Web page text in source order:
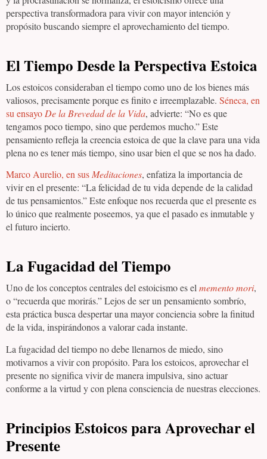
perspectiva transformadora para vivir con mayor intención y
propósito buscando siempre el aprovechamiento del tiempo.
El Tiempo Desde la Perspectiva Estoica
Los estoicos consideraban el tiempo como uno de los bienes más
valiosos, precisamente porque es finito e irreemplazable. Séneca, en
su ensayo De la Brevedad de la Vida, advierte: “No es que
tengamos poco tiempo, sino que perdemos mucho.” Este
pensamiento refleja la creencia estoica de que la clave para una vida
plena no es tener más tiempo, sino usar bien el que se nos ha dado.
Marco Aurelio, en susMeditaciones, enfatiza la importancia de
vivir en el presente: “La felicidad de tu vida depende de la calidad
de tus pensamientos.” Este enfoque nos recuerda que el presente es
lo único que realmente poseemos, ya que el pasado es inmutable y
el futuro incierto.
La Fugacidad del Tiempo
Uno de los conceptos centrales del estoicismo es elmemento mori,
o “recuerda que morirás.” Lejos de ser un pensamiento sombrío,
esta práctica busca despertar una mayor conciencia sobre la finitud
de la vida, inspirándonos a valorar cada instante.
La fugacidad del tiempo no debe llenarnos de miedo, sino
motivarnos a vivir con propósito. Para los estoicos, aprovechar el
presente no significa vivir de manera impulsiva, sino actuar
conforme a la virtud y con plena consciencia de nuestras elecciones.
Principios Estoicos para Aprovechar el
Presente